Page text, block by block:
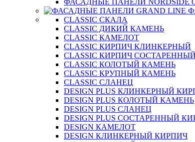
ФАСАДНЫЕ ПАНЕЛИ NORDSIDE
CLASSIC СКАЛА
CLASSIC ДИКИЙ КАМЕНЬ
CLASSIC КАМЕЛОТ
CLASSIC КИРПИЧ КЛИНКЕРНЫЙ
CLASSIC КИРПИЧ СОСТАРЕННЫЙ
CLASSIC КОЛОТЫЙ КАМЕНЬ
CLASSIC КРУПНЫЙ КАМЕНЬ
CLASSIC СЛАНЕЦ
DESIGN PLUS КЛИНКЕРНЫЙ
DESIGN PLUS КОЛОТЫЙ КАМЕНЬ
DESIGN PLUS СЛАНЕЦ
DESIGN PLUS СОСТАРЕННЫЙ
DESIGN КАМЕЛОТ
DESIGN КЛИНКЕРНЫЙ КИРПИЧ